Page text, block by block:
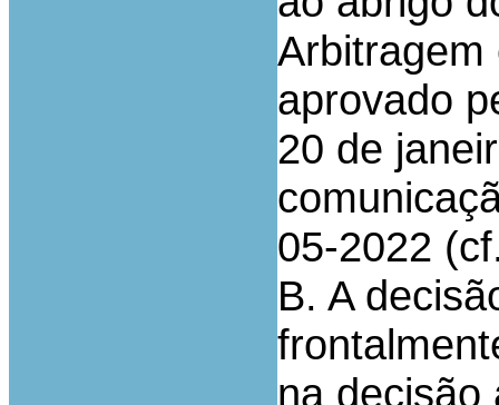
Arbitragem
aprovado
20 de
05-2022
B. A
na decisão